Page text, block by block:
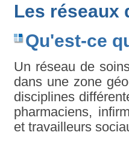
Les réseaux
Qu'est-ce
Un réseau de
dans une zone
disciplines
pharmaciens,
et travailleurs